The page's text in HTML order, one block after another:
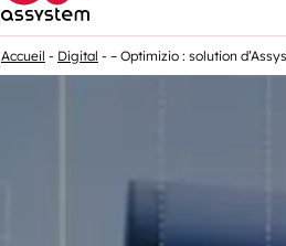
Accueil Digital – Optimizio : solution